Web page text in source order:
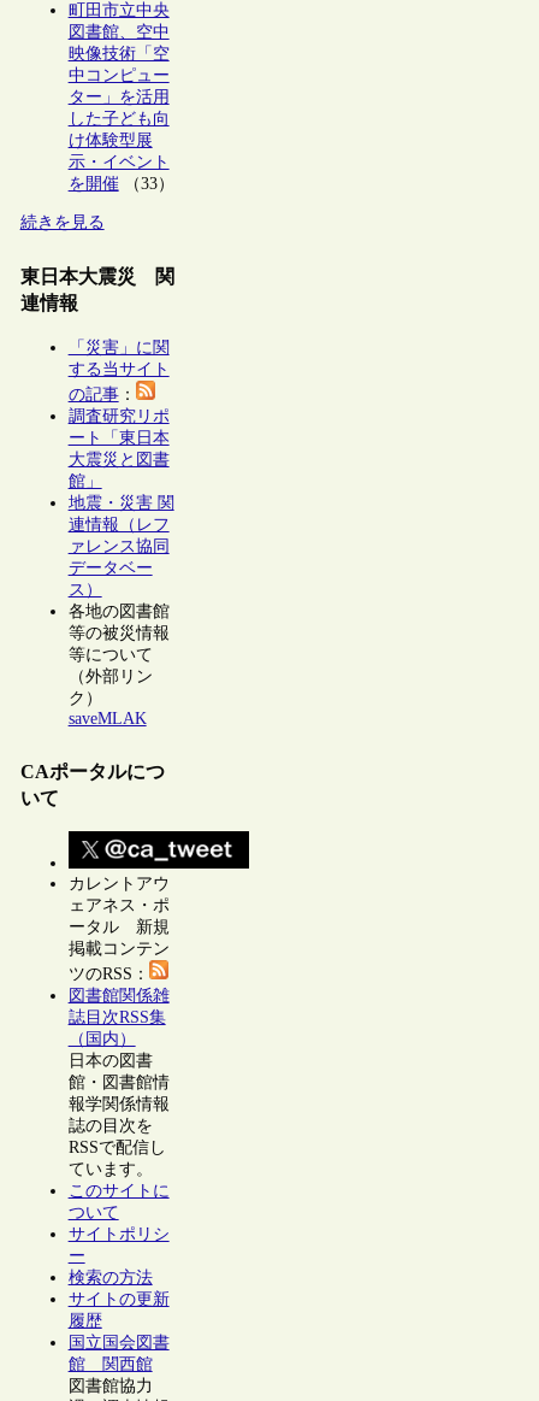
町田市立中央
図書館、空中
映像技術「空
中コンピュー
ター」を活用
した子ども向
け体験型展
示・イベント
を開催（33）
続きを見る
東日本大震災 関
連情報
「災害」に関
する当サイト
の記事：
調査研究リポ
ート「東日本
大震災と図書
館」
地震・災害 関
連情報（レフ
ァレンス協同
データベー
ス）
各地の図書館
等の被災情報
等について
（外部リン
ク）
saveMLAK
CAポータルにつ
いて
カレントアウ
ェアネス・ポ
ータル 新規
掲載コンテン
ツのRSS：
図書館関係雑
誌目次RSS集
（国内）
日本の図書
館・図書館情
報学関係情報
誌の目次を
RSSで配信し
ています。
このサイトに
ついて
サイトポリシ
ー
検索の方法
サイトの更新
履歴
国立国会図書
館 関西館
図書館協力